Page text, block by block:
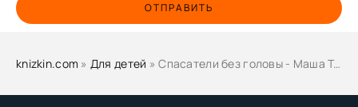
ОТПРАВИТЬ
knizkin.com » Для детей » Спасатели без головы - Маша Трауб